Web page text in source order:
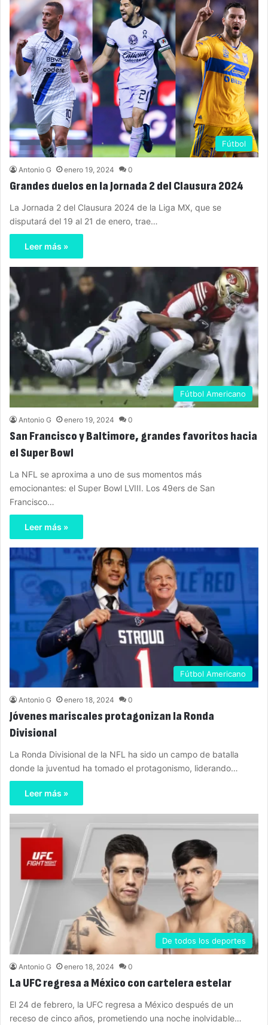
Fútbol
Antonio G enero 19, 2024 0
Grandes duelos en la Jornada 2 del Clausura 2024
La Jornada 2 del Clausura 2024 de la Liga MX, que se
disputará del 19 al 21 de enero, trae…
Leer más »
Fútbol Americano
Antonio G enero 19, 2024 0
San Francisco y Baltimore, grandes favoritos hacia
el Super Bowl
La NFL se aproxima a uno de sus momentos más
emocionantes: el Super Bowl LVIII. Los 49ers de San
Francisco…
Leer más »
Fútbol Americano
Antonio G enero 18, 2024 0
Jóvenes mariscales protagonizan la Ronda
Divisional
La Ronda Divisional de la NFL ha sido un campo de batalla
donde la juventud ha tomado el protagonismo, liderando…
Leer más »
De todos los deportes
Antonio G enero 18, 2024 0
La UFC regresa a México con cartelera estelar
El 24 de febrero, la UFC regresa a México después de un
receso de cinco años, prometiendo una noche inolvidable…